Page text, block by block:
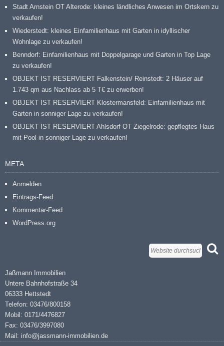
Stadt Arnstein OT Alterode: kleines ländliches Anwesen im Ortskern zu
verkaufen!
Wiederstedt: kleines Einfamilienhaus mit Garten in idyllischer
Wohnlage zu verkaufen!
Benndorf: Einfamilienhaus mit Doppelgarage und Garten in Top Lage
zu verkaufen!
OBJEKT IST RESERVIERT Falkenstein/ Reinstedt: 2 Häuser auf
1.743 qm aus Nachlass ab 5 T€ zu erwerben!
OBJEKT IST RESERVIERT Klostermansfeld: Einfamilienhaus mit
Garten in sonniger Lage zu verkaufen!
OBJEKT IST RESERVIERT Ahlsdorf OT Ziegelrode: gepflegtes Haus
mit Pool in sonniger Lage zu verkaufen!
META
Anmelden
Eintrags-Feed
Kommentar-Feed
WordPress.org
Jaßmann Immobilien
Untere Bahnhofstraße 34
06333 Hettstedt
Telefon: 03476/800158
Mobil: 0171/4476827
Fax: 03476/3997080
Mail: info@jassmann-immobilien.de